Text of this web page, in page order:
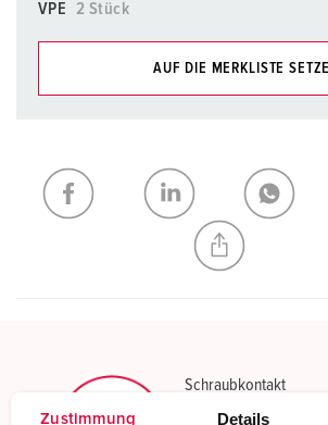
Zustimmung Details
VPE
2 Stück
AUF DIE MERKLISTE
Meine Liste (0)
NEUE LISTE ERSTELLEN
Schraubkontakt
Standard